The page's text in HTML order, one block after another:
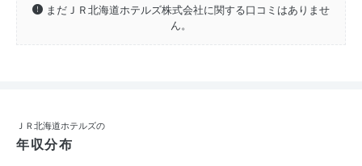
まだＪＲ北海道ホテルズ株式会社に関する口コミはありませ
ん。
ＪＲ北海道ホテルズの
年収分布